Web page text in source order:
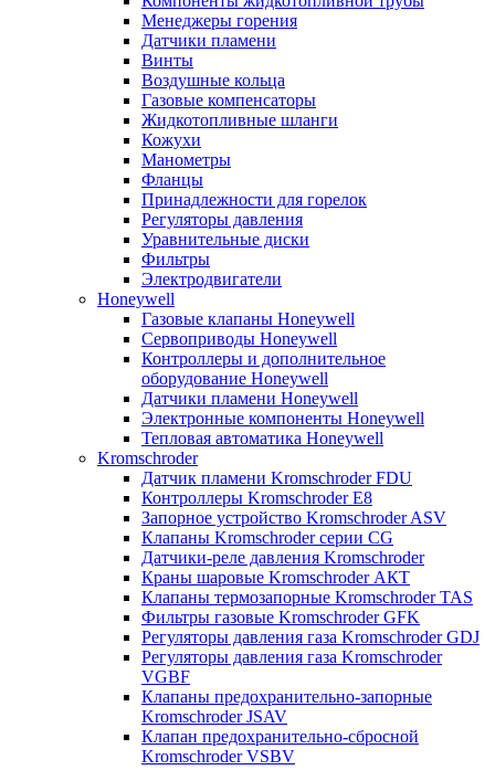
Менеджеры горения
Датчики пламени
Винты
Воздушные кольца
Газовые компенсаторы
Жидкотопливные шланги
Кожухи
Манометры
Фланцы
Принадлежности для горелок
Регуляторы давления
Уравнительные диски
Фильтры
Электродвигатели
Honeywell
Газовые клапаны Honeywell
Сервоприводы Honeywell
Контроллеры и дополнительное
оборудование Honeywell
Датчики пламени Honeywell
Электронные компоненты Honeywell
Тепловая автоматика Honeywell
Kromschroder
Датчик пламени Kromschroder FDU
Контроллеры Kromschroder E8
Запорное устройство Kromschroder ASV
Клапаны Kromschroder серии CG
Датчики-реле давления Kromschroder
Краны шаровые Kromschroder АКТ
Клапаны термозапорные Kromschroder TAS
Фильтры газовые Kromschroder GFK
Регуляторы давления газа Kromschroder GDJ
Регуляторы давления газа Kromschroder
VGBF
Клапаны предохранительно-запорные
Kromschroder JSAV
Клапан предохранительно-сбросной
Kromschroder VSBV